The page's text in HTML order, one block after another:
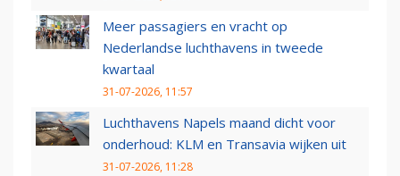
Meer passagiers en vracht op
Nederlandse luchthavens in tweede
kwartaal
31-07-2026, 11:57
Luchthavens Napels maand dicht voor
onderhoud: KLM en Transavia wijken uit
31-07-2026, 11:28